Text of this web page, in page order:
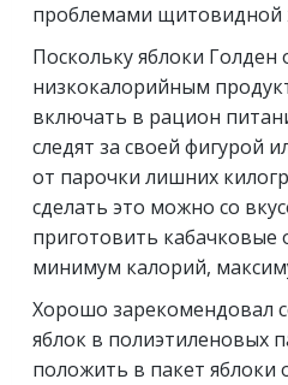
проблемами щитовидной
Поскольку яблоки Голден
низкокалорийным
включать в рацион
следят за своей фигурой
от парочки лишних
сделать это можно со
приготовить кабачковые
минимум калорий,
Хорошо зарекомендовал
яблок в полиэтиленовых
положить в пакет яблоки